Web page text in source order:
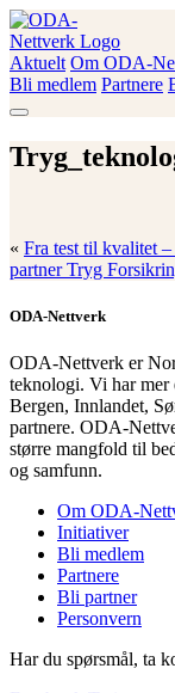
Skip
to
content
ODA-Nettverk
Aktuelt Om ODA-
Bli medlem Partnere
« Fra test til kvalitet
partner Tryg
ODA-Nettverk
ODA-Nettverk er
teknologi. Vi har mer
Bergen, Innlandet,
partnere. ODA-
større mangfold til
og samfunn.
Om ODA-
Initiativer
Bli medlem
Partnere
Bli partner
Personvern
Har du spørsmål, ta